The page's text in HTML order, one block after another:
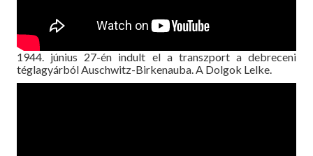
1944. június 27-én indult el a transzport a debreceni
téglagyárból Auschwitz-Birkenauba. A Dolgok Lelke.